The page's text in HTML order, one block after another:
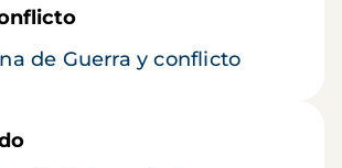
de Guerra y conflicto